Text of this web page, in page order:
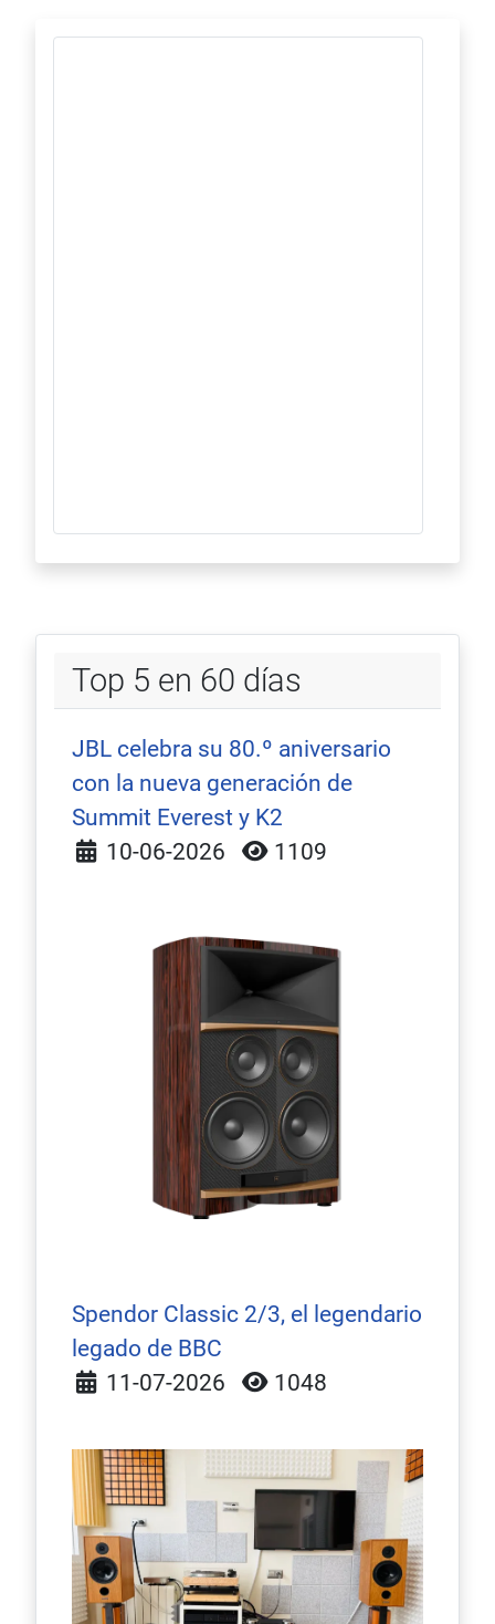
Top 5 en 60 días
JBL celebra su 80.º aniversario
con la nueva generación de
Summit Everest y K2
Detalles
10-06-2026 1109
Spendor Classic 2/3, el legendario
legado de BBC
Detalles
11-07-2026 1048